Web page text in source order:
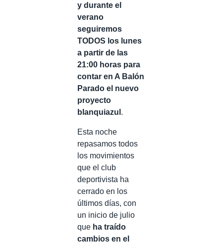
y durante el
verano
seguiremos
TODOS los lunes
a partir de las
21:00 horas para
contar en A Balón
Parado el nuevo
proyecto
blanquiazul .
Esta noche
repasamos todos
los movimientos
que el club
deportivista ha
cerrado en los
últimos días, con
un inicio de julio
que ha traído
cambios en el